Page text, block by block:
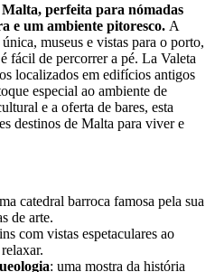
perfeita para nómadas
e um ambiente pitoresco. A
museus e vistas para o porto,
fácil de percorrer a pé. La Valeta
localizados em edifícios antigos
especial ao ambiente de
e a oferta de bares, esta
destinos de Malta para viver e
catedral barroca famosa pela sua
de arte.
com vistas espetaculares ao
: uma mostra da história